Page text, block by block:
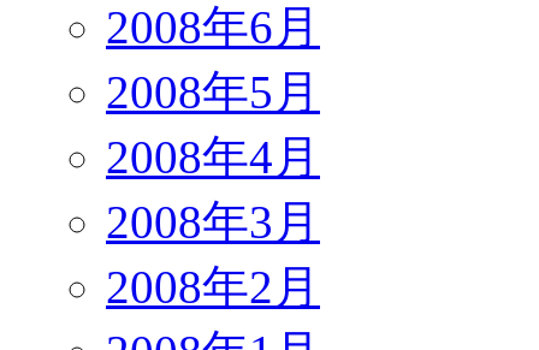
2008年6月
2008年5月
2008年4月
2008年3月
2008年2月